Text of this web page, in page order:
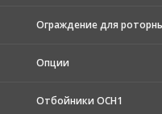
Ограждение для
Опции
Отбойники ОСН1